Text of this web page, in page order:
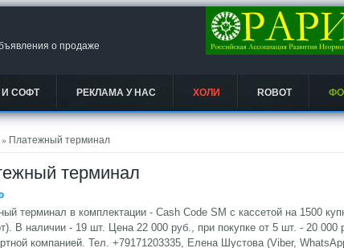
о продаже
СОФТ РЕКЛАМА У НАС ХОЛИ ROBOT
» Платежный терминал
терминал
терминал в комплектации - Cash Code SM с кассетой на 1500
В наличии - 19 шт. Цена 22 000 руб., при покупке от 5 шт. - 20
компанией. Тел. +79171203335, Елена Шустова (Viber,